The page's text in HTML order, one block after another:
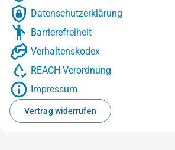
Datenschutzerklärung
Barrierefreiheit
Verhaltenskodex
REACH Verordnung
Impressum
Vertrag widerrufen